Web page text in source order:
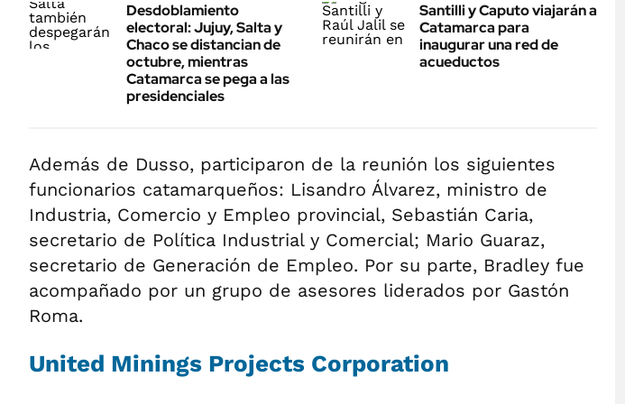
Desdoblamiento
electoral: Jujuy, Salta y
Chaco se distancian de
octubre, mientras
Catamarca se pega a las
presidenciales
Santilli y Caputo viajarán a
Catamarca para
inaugurar una red de
acueductos
Además de Dusso, participaron de la reunión los siguientes
funcionarios catamarqueños: Lisandro Álvarez, ministro de
Industria, Comercio y Empleo provincial, Sebastián Caria,
secretario de Política Industrial y Comercial; Mario Guaraz,
secretario de Generación de Empleo. Por su parte, Bradley fue
acompañado por un grupo de asesores liderados por Gastón
Roma.
United Minings Projects Corporation